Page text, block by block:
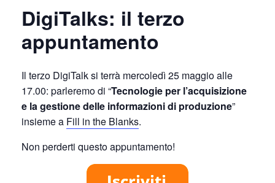
DigiTalks: il terzo
appuntamento
Il terzo DigiTalk si terrà mercoledì 25 maggio alle
17.00: parleremo di “Tecnologie per l’acquisizione
e la gestione delle informazioni di produzione”
insieme a Fill in the Blanks.
Non perderti questo appuntamento!